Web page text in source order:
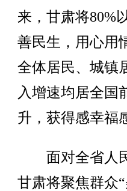
来，甘肃将80%
善民生，用心用
全体居民、城镇
入增速均居全国
升，获得感幸福
面对全省人民
甘肃将聚焦群众